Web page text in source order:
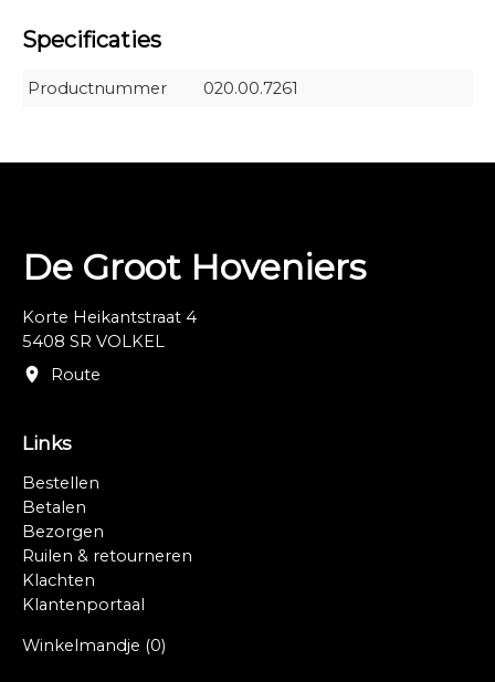
Specificaties
Productnummer 020.00.7261
De Groot Hoveniers
Korte Heikantstraat 4
5408 SR VOLKEL
Route
Links
Bestellen
Betalen
Bezorgen
Ruilen & retourneren
Klachten
Klantenportaal
Winkelmandje (0)